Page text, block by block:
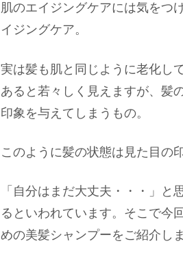
肌のエイジングケアには気をつ
イジングケア。
実は髪も肌と同じように老化し
あると若々しく見えますが、髪
印象を与えてしまうもの。
このように髪の状態は見た目の
「自分はまだ大丈夫・・・」と
るといわれています。そこで今
めの美髪シャンプーをご紹介しま